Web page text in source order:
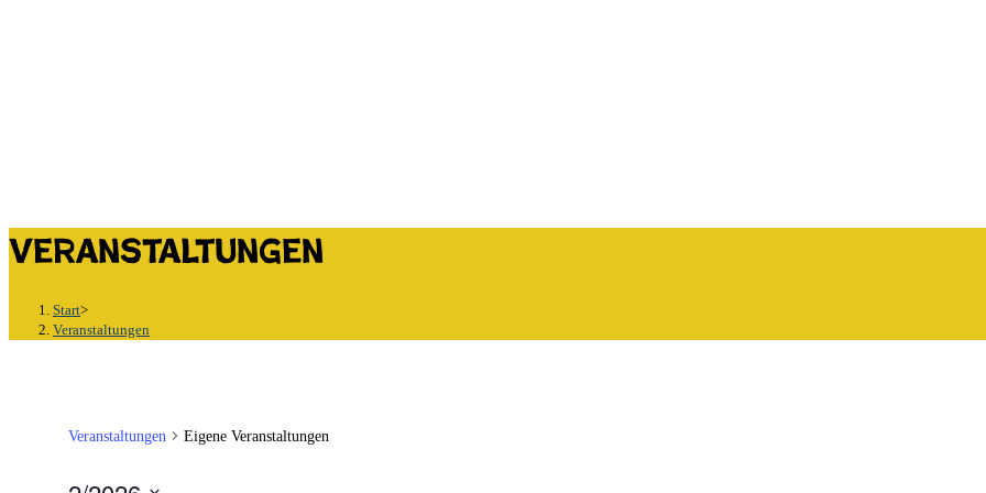
Veranstaltungen
Start>
Veranstaltungen
Veranstaltungen Eigene Veranstaltungen